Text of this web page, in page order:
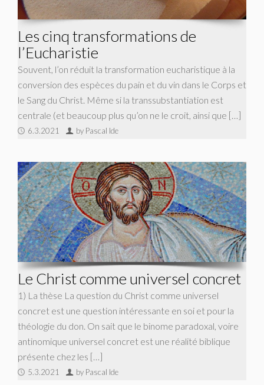
Les cinq transformations de
l’Eucharistie
Souvent, l’on réduit la transformation eucharistique à la
conversion des espèces du pain et du vin dans le Corps et
le Sang du Christ. Même si la transsubstantiation est
centrale (et beaucoup plus qu’on ne le croit, ainsi que […]
6.3.2021 by Pascal Ide
Le Christ comme universel concret
1) La thèse La question du Christ comme universel
concret est une question intéressante en soi et pour la
théologie du don. On sait que le binome paradoxal, voire
antinomique universel concret est une réalité biblique
présente chez les […]
5.3.2021 by Pascal Ide